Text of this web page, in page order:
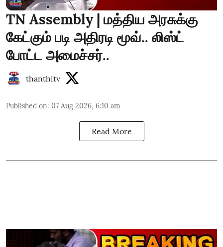
TN Assembly | மத்திய அரசுக்கு
கேட்கும் படி அதிரடி மூவ்.. லிஸ்ட்
போட்ட அமைச்சர்..
thanthitv
Published on: 07 Aug 2026, 6:10 am
Read More